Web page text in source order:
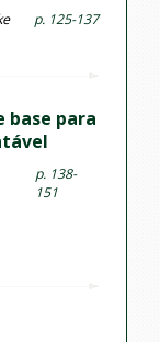
p. 125-137
base para
p. 138-
151